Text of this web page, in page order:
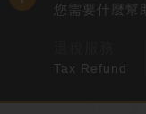
您需要什麼幫
Tax Refund